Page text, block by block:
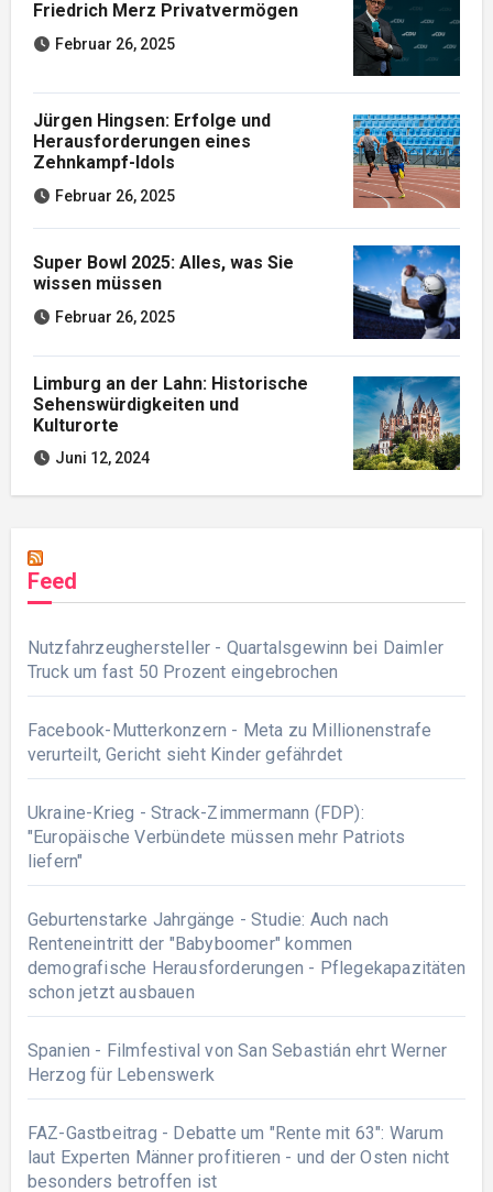
Friedrich Merz Privatvermögen
Februar 26, 2025
Jürgen Hingsen: Erfolge und
Herausforderungen eines
Zehnkampf-Idols
Februar 26, 2025
Super Bowl 2025: Alles, was Sie
wissen müssen
Februar 26, 2025
Limburg an der Lahn: Historische
Sehenswürdigkeiten und
Kulturorte
Juni 12, 2024
Feed
Nutzfahrzeughersteller - Quartalsgewinn bei Daimler
Truck um fast 50 Prozent eingebrochen
Facebook-Mutterkonzern - Meta zu Millionenstrafe
verurteilt, Gericht sieht Kinder gefährdet
Ukraine-Krieg - Strack-Zimmermann (FDP):
"Europäische Verbündete müssen mehr Patriots
liefern"
Geburtenstarke Jahrgänge - Studie: Auch nach
Renteneintritt der "Babyboomer" kommen
demografische Herausforderungen - Pflegekapazitäten
schon jetzt ausbauen
Spanien - Filmfestival von San Sebastián ehrt Werner
Herzog für Lebenswerk
FAZ-Gastbeitrag - Debatte um "Rente mit 63": Warum
laut Experten Männer profitieren - und der Osten nicht
besonders betroffen ist